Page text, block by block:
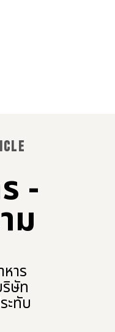
-
ม​
าร
ริษัท
ะทับ